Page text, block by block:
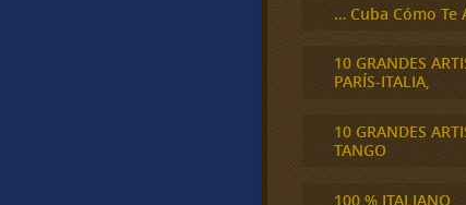
… Cuba Cómo Te
10 GRANDES
PARÍS-ITALIA,
10 GRANDES
TANGO
100 % ITALIANO